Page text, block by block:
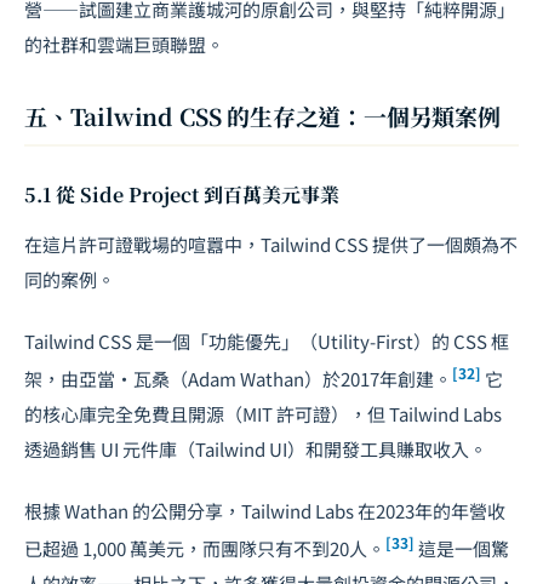
營——試圖建立商業護城河的原創公司，與堅持「純粹開源」
的社群和雲端巨頭聯盟。
五、Tailwind CSS 的生存之道：一個另類案例
5.1 從 Side Project 到百萬美元事業
在這片許可證戰場的喧囂中，Tailwind CSS 提供了一個頗為不
同的案例。
Tailwind CSS 是一個「功能優先」（Utility-First）的 CSS 框
架，由亞當・瓦桑（Adam Wathan）於2017年創建。 [32] 它
的核心庫完全免費且開源（MIT 許可證），但 Tailwind Labs
透過銷售 UI 元件庫（Tailwind UI）和開發工具賺取收入。
根據 Wathan 的公開分享，Tailwind Labs 在2023年的年營收
已超過 1,000 萬美元，而團隊只有不到20人。 [33] 這是一個驚